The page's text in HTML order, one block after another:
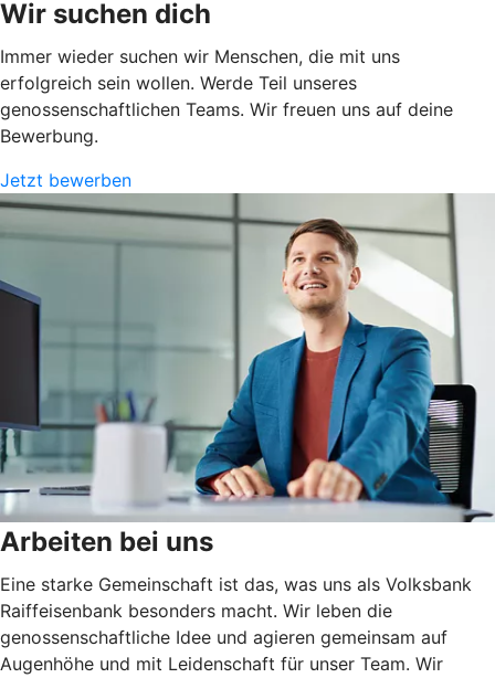
Wir suchen dich
Immer wieder suchen wir Menschen, die mit uns
erfolgreich sein wollen. Werde Teil unseres
genossenschaftlichen Teams. Wir freuen uns auf deine
Bewerbung.
Jetzt bewerben
Arbeiten bei uns
Eine starke Gemeinschaft ist das, was uns als Volksbank
Raiffeisenbank besonders macht. Wir leben die
genossenschaftliche Idee und agieren gemeinsam auf
Augenhöhe und mit Leidenschaft für unser Team. Wir